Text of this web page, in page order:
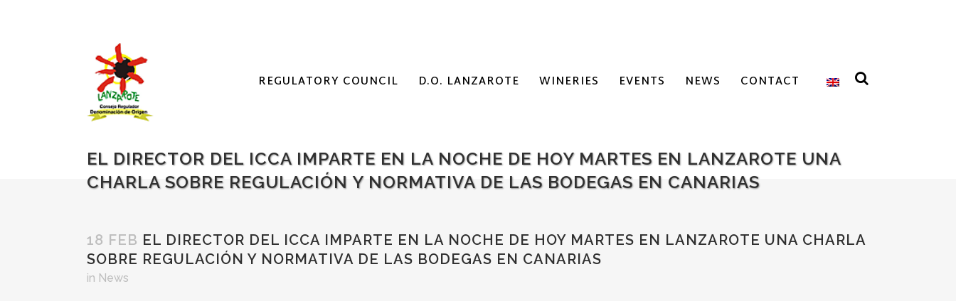
REGULATORY COUNCIL D.O. LANZAROTE WINERIES EVENTS NEWS CONTACT
EL DIRECTOR DEL ICCA IMPARTE EN LA NOCHE DE HOY MARTES EN LANZAROTE UNA
CHARLA SOBRE REGULACIÓN Y NORMATIVA DE LAS BODEGAS EN CANARIAS
18 FEB EL DIRECTOR DEL ICCA IMPARTE EN LA NOCHE DE HOY MARTES EN LANZAROTE UNA CHARLA
SOBRE REGULACIÓN Y NORMATIVA DE LAS BODEGAS EN CANARIAS
in News